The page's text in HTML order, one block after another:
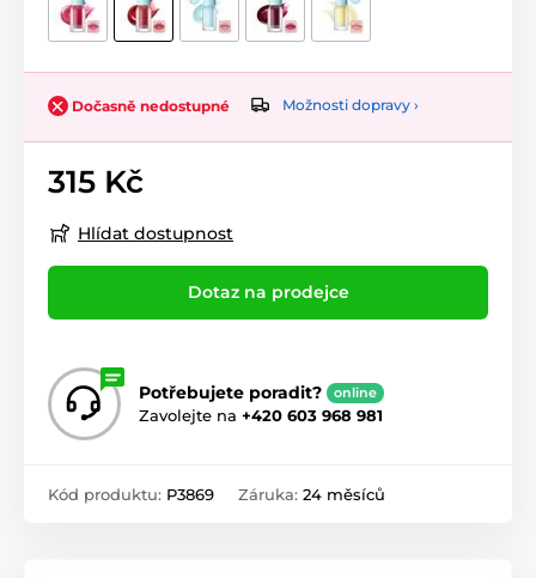
Dočasně nedostupné Možnosti dopravy ›
315 Kč
Hlídat dostupnost
Dotaz na prodejce
Potřebujete poradit? online
Zavolejte na +420 603 968 981
Kód produktu: P3869 Záruka: 24 měsíců